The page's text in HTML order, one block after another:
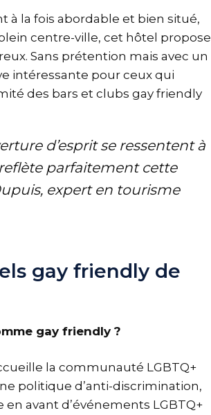
à la fois abordable et bien situé,
centre-ville, cet hôtel propose
Sans prétention mais avec un
intéressante pour ceux qui
des bars et clubs gay friendly
d’esprit se ressentent à
parfaitement cette
expert en tourisme
gay friendly de
gay friendly ?
la communauté LGBTQ+
politique d’anti-discrimination,
avant d’événements LGBTQ+